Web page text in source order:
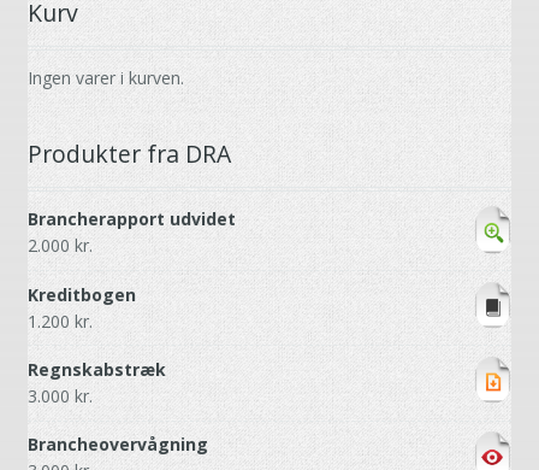
Kurv
Ingen varer i kurven.
Produkter fra DRA
Brancherapport udvidet
2.000 kr.
Kreditbogen
1.200 kr.
Regnskabstræk
3.000 kr.
Brancheovervågning